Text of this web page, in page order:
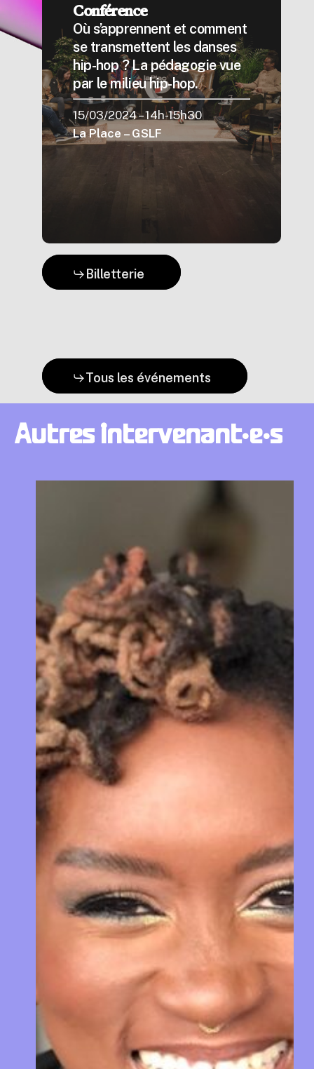
Conférence
Où s’apprennent et comment
se transmettent les danses
hip-hop ? La pédagogie vue
par le milieu hip-hop.
15/03/2024 – 14h-15h30
La Place – GSLF
Billetterie
Tous les événements
Autres intervenant·e·s